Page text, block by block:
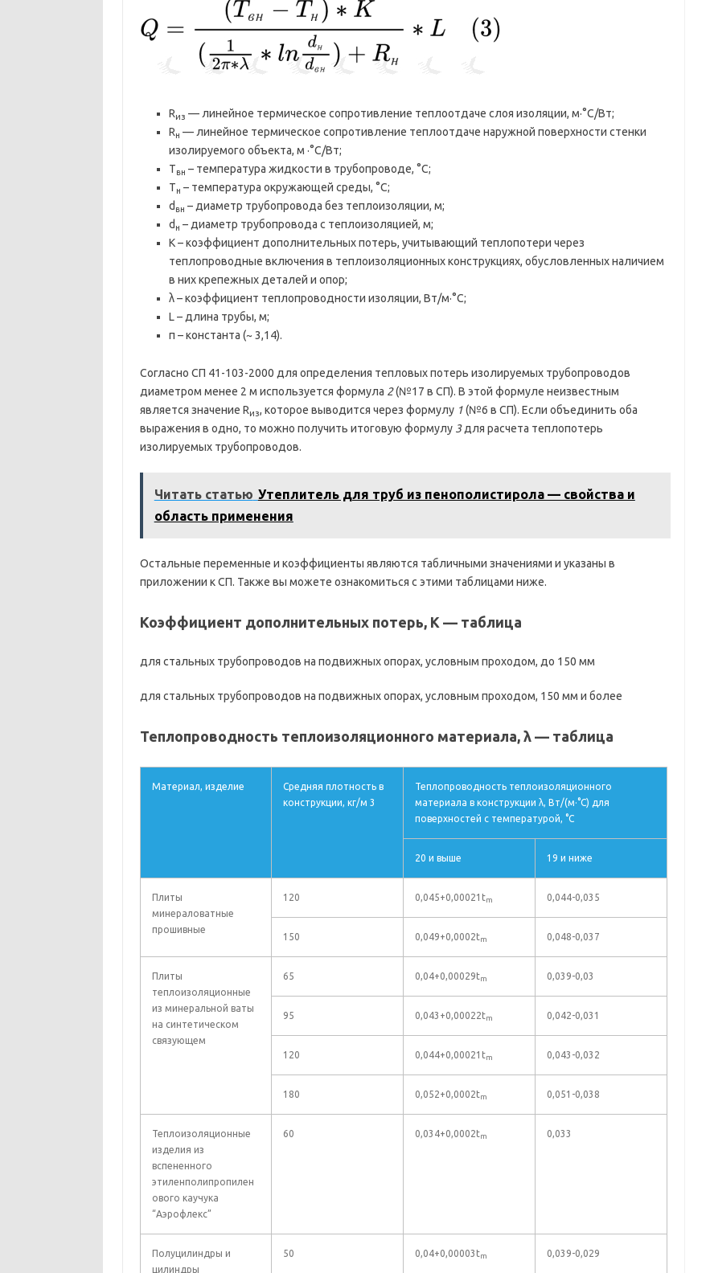
Rиз — линейное термическое сопротивление теплоотдаче слоя изоляции, м·°С/Вт;
Rн — линейное термическое сопротивление теплоотдаче наружной поверхности стенки
изолируемого объекта, м ·°С/Вт;
Tвн – температура жидкости в трубопроводе, °С;
Tн – температура окружающей среды, °С;
d вн – диаметр трубопровода без теплоизоляции, м;
d н – диаметр трубопровода с теплоизоляцией, м;
K – коэффициент дополнительных потерь, учитывающий теплопотери через
теплопроводные включения в теплоизоляционных конструкциях, обусловленных наличием
в них крепежных деталей и опор;
λ – коэффициент теплопроводности изоляции, Вт/м·°С;
L – длина трубы, м;
π – константа (~ 3,14).
Согласно СП 41-103-2000 для определения тепловых потерь изолируемых трубопроводов
диаметром менее 2 м используется формула 2(№17 в СП). В этой формуле неизвестным
является значение Rиз, которое выводится через формулу 1(№6 в СП). Если объединить оба
выражения в одно, то можно получить итоговую формулу 3для расчета теплопотерь
изолируемых трубопроводов.
Читать статью Утеплитель для труб из пенополистирола — свойства и
область применения
Остальные переменные и коэффициенты являются табличными значениями и указаны в
приложении к СП. Также вы можете ознакомиться с этими таблицами ниже.
Коэффициент дополнительных потерь, K — таблица
для стальных трубопроводов на подвижных опорах, условным проходом, до 150 мм
для стальных трубопроводов на подвижных опорах, условным проходом, 150 мм и более
Теплопроводность теплоизоляционного материала, λ — таблица
Материал, изделие
Средняя плотность в
конструкции, кг/м 3
Теплопроводность теплоизоляционного
материала в конструкции λ, Вт/(м·°С) для
поверхностей с температурой, °С
20 и выше 19 и ниже
Плиты
минераловатные
прошивные
120 0,045+0,00021tm 0,044-0,035
150 0,049+0,0002tm 0,048-0,037
Плиты
теплоизоляционные
из минеральной ваты
на синтетическом
связующем
65 0,04+0,00029tm 0,039-0,03
95 0,043+0,00022tm 0,042-0,031
120 0,044+0,00021tm 0,043-0,032
180 0,052+0,0002tm 0,051-0,038
Теплоизоляционные
изделия из
вспененного
этиленполипропилен
ового каучука
“Аэрофлекс”
60 0,034+0,0002tm 0,033
Полуцилиндры и
цилиндры
50 0,04+0,00003tm 0,039-0,029